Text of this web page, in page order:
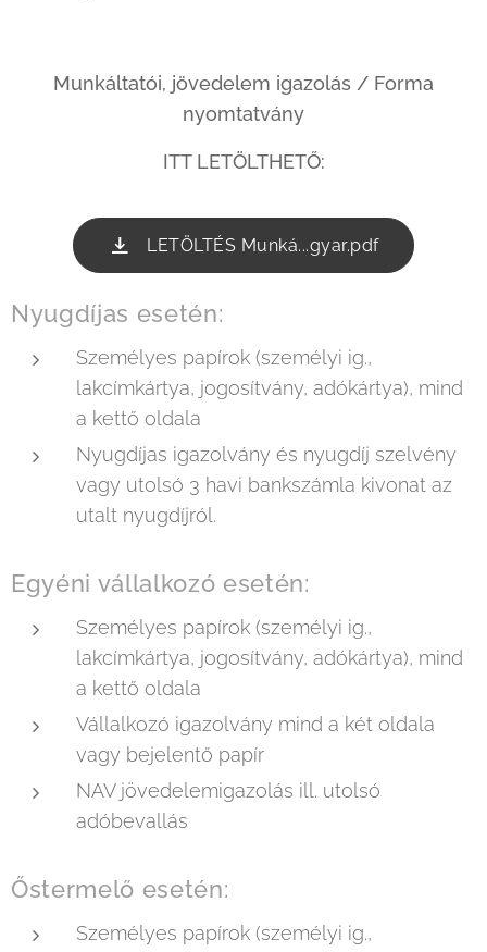
Munkáltatói, jövedelem igazolás / Forma
nyomtatvány
ITT LETÖLTHETŐ:
LETÖLTÉS Munká...gyar.pdf
Nyugdíjas esetén:
Személyes papírok (személyi ig.,
lakcímkártya, jogosítvány, adókártya), mind
a kettő oldala
Nyugdíjas igazolvány és nyugdíj szelvény
vagy utolsó 3 havi bankszámla kivonat az
utalt nyugdíjról.
Egyéni vállalkozó esetén:
Személyes papírok (személyi ig.,
lakcímkártya, jogosítvány, adókártya), mind
a kettő oldala
Vállalkozó igazolvány mind a két oldala
vagy bejelentő papír
NAV jövedelemigazolás ill. utolsó
adóbevallás
Őstermelő esetén:
Személyes papírok (személyi ig.,